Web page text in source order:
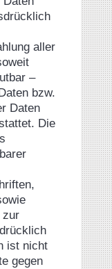
aller
–
bzw.
Daten
Die
zur
ist nicht
gegen